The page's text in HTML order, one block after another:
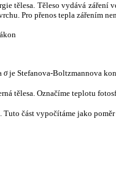
tělesa. Těleso vydává
Pro přenos tepla zářením
σje Stefanova-Boltzmannova
tělesa. Označíme teplotu
část vypočítáme jako